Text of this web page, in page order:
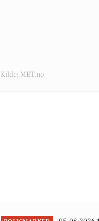
Kilde: MET.no